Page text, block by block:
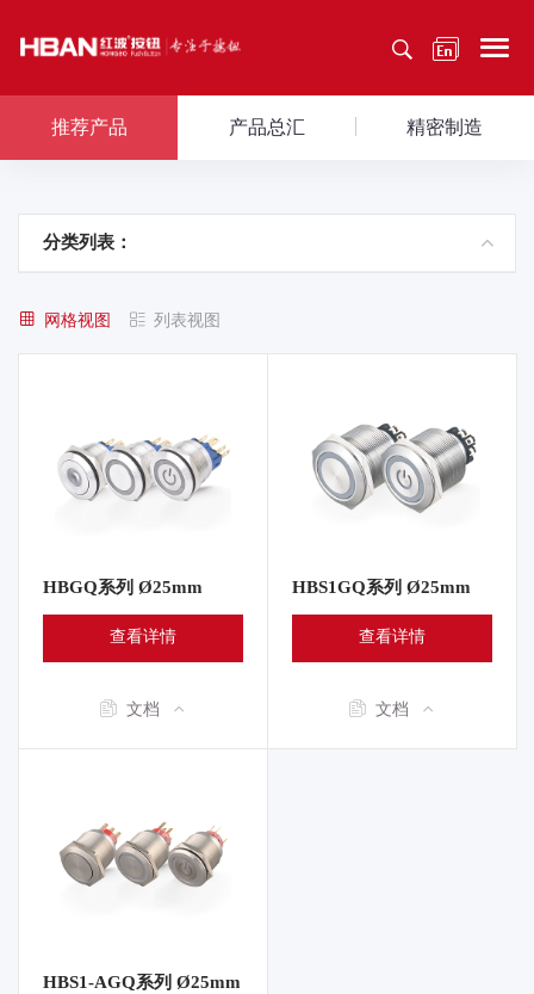
推荐产品 产品总汇 精密制造
分类列表：
网格视图 列表视图
HBGQ系列 Ø25mm
查看详情
文档
HBS1GQ系列 Ø25mm
查看详情
文档
HBS1-AGQ系列 Ø25mm